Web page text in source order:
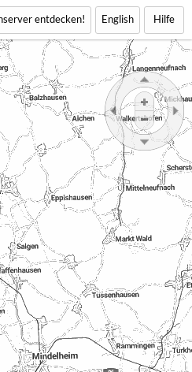
entdecken! English Hilfe